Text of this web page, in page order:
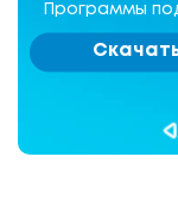
Программы